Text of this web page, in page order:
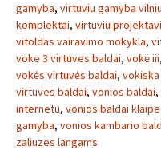
gamyba, virtuviu gamyba
komplektai, virtuviu
vitoldas vairavimo mokykla,
voke 3 virtuves baldai, vokė iii,
vokės virtuvės baldai,
virtuves baldai, vonios baldai,
internetu, vonios baldai
gamyba, vonios kambario
zaliuzes langams